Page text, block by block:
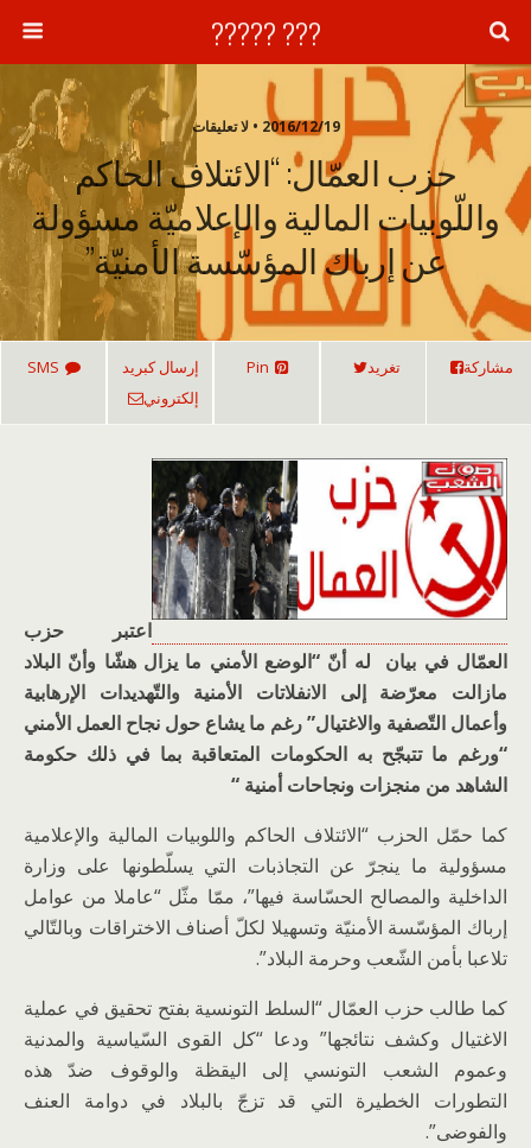
??? ?????
2016/12/19 • لا تعليقات
حزب العمّال: “الائتلاف الحاكم
واللّوبيات المالية والإعلاميّة مسؤولة
عن إرباك المؤسّسة الأمنيّة”
مشاركة تغريد Pin
إرسال كبريد
إلكتروني
SMS
اعتبر حزب
العمّال في بيان له أنّ “الوضع الأمني ما يزال هشّا وأنّ البلاد
مازالت معرّضة إلى الانفلاتات الأمنية والتّهديدات الإرهابية
وأعمال التّصفية والاغتيال” رغم ما يشاع حول نجاح العمل الأمني
“ورغم ما تتبجّح به الحكومات المتعاقبة بما في ذلك حكومة
الشاهد من منجزات ونجاحات أمنية “
كما حمّل الحزب “الائتلاف الحاكم واللوبيات المالية والإعلامية
مسؤولية ما ينجرّ عن التجاذبات التي يسلّطونها على وزارة
الداخلية والمصالح الحسّاسة فيها”، ممّا مثّل “عاملا من عوامل
إرباك المؤسّسة الأمنيّة وتسهيلا لكلّ أصناف الاختراقات وبالتّالي
تلاعبا بأمن الشّعب وحرمة البلاد”.
كما طالب حزب العمّال “السلط التونسية بفتح تحقيق في عملية
الاغتيال وكشف نتائجها” ودعا “كل القوى السّياسية والمدنية
وعموم الشعب التونسي إلى اليقظة والوقوف ضدّ هذه
التطورات الخطيرة التي قد تزجّ بالبلاد في دوامة العنف
والفوضى”.